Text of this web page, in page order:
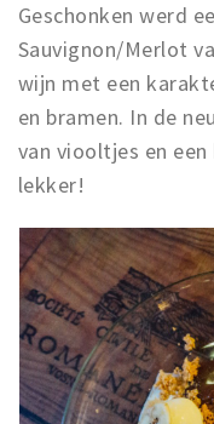
Geschonken werd
Sauvignon/Merlot
wijn met een
en bramen. In de
van viooltjes en
lekker!